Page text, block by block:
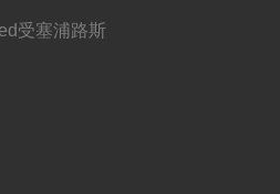
受塞浦路斯